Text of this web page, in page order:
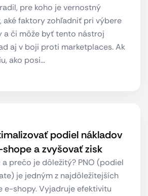
pre koho je vernostný
aké faktory zohľadniť pri výbere
a či môže byť tento nástroj
aj v boji proti marketplaces. Ak
ako posi…
podiel nákladov
a zvyšovať zisk
a prečo je dôležitý? PNO (podiel
je jedným z najdôležitejších
e-shopy. Vyjadruje efektivitu